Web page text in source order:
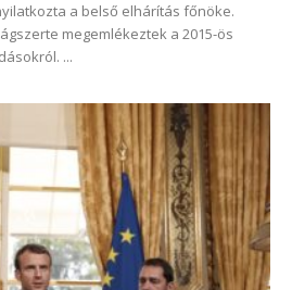
a belső elhárítás főnöke.
megemlékeztek a 2015-ös
...